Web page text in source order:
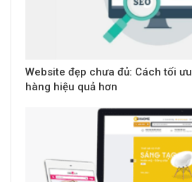
Website đẹp chưa đủ: Cách tối
hàng hiệu quả hơn